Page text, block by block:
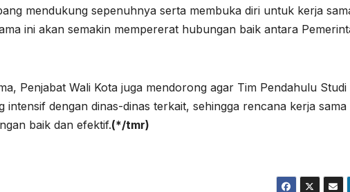
mendukung sepenuhnya serta membuka diri untuk kerja
ini akan semakin mempererat hubungan baik antara
Penjabat Wali Kota juga mendorong agar Tim Pendahulu
intensif dengan dinas-dinas terkait, sehingga rencana kerja
baik dan efektif.(*/tmr)